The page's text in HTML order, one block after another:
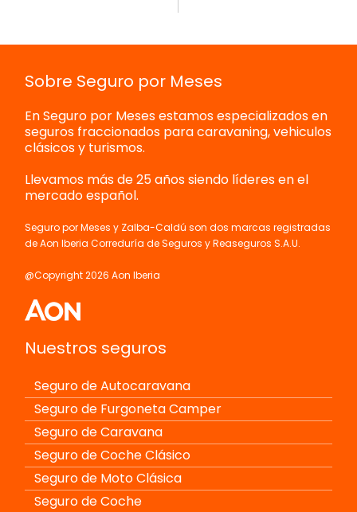
Sobre Seguro por Meses
En Seguro por Meses estamos especializados en
seguros fraccionados para caravaning, vehiculos
clásicos y turismos.
Llevamos más de 25 años siendo líderes en el
mercado español.
Seguro por Meses y Zalba-Caldú son dos marcas registradas
de Aon Iberia Correduría de Seguros y Reaseguros S.A.U.
@Copyright 2026 Aon Iberia
Nuestros seguros
Seguro de Autocaravana
Seguro de Furgoneta Camper
Seguro de Caravana
Seguro de Coche Clásico
Seguro de Moto Clásica
Seguro de Coche